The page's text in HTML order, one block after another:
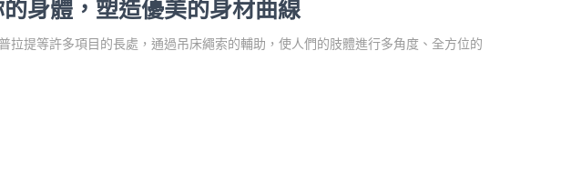
身體，塑造優美的身材曲線
拉提等許多項目的長處，通過吊床繩索的輔助，使人們的肢體進行多角度、全方位的